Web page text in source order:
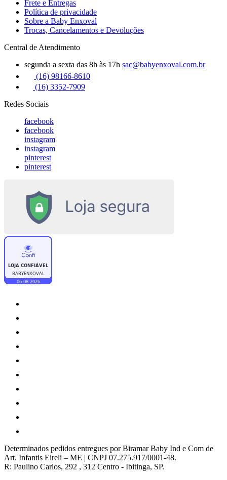
Frete e Entregas
Política de privacidade
Sobre a Baby Enxoval
Trocas, Cancelamentos e Devoluções
Central de Atendimento
segunda a sexta das 8h às 17h sac@babyenxoval.com.br
(16) 98166-8610
(16) 3352-7909
Redes Sociais
facebook
facebook
instagram
instagram
pinterest
pinterest
Determinados pedidos entregues por Biramar Baby Ind e Com de
Art. Infantis Eireli – ME | CNPJ 07.275.917/0001-48.
R: Paulino Carlos, 292 , 312 Centro - Ibitinga, SP.